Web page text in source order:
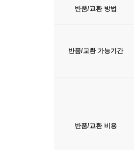
반품/교환 방법
반품/교환 가능기간
반품/교환 비용